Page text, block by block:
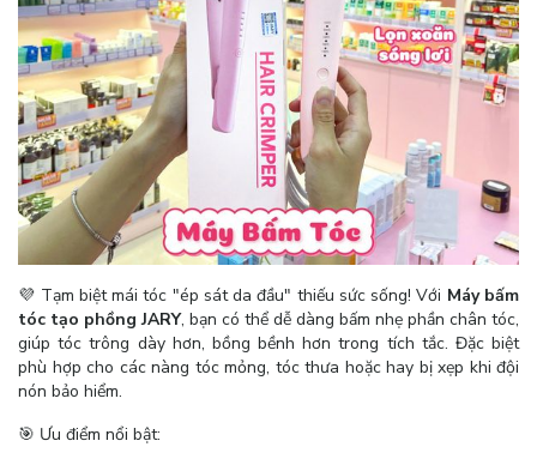
💜 Tạm biệt mái tóc "ép sát da đầu" thiếu sức sống! Với Máy bấm
tóc tạo phồng JARY, bạn có thể dễ dàng bấm nhẹ phần chân tóc,
giúp tóc trông dày hơn, bồng bềnh hơn trong tích tắc. Đặc biệt
phù hợp cho các nàng tóc mỏng, tóc thưa hoặc hay bị xẹp khi đội
nón bảo hiểm.
🎯 Ưu điểm nổi bật: